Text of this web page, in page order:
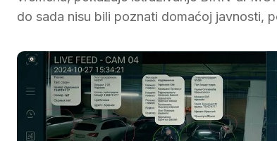
do sada nisu bili poznati domaćoj javnosti,